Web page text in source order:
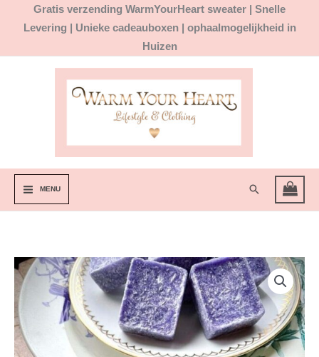
Gratis verzending WarmYourHeart sweater | Snelle
Levering | Unieke cadeauboxen | ophaalmogelijkheid in
Huizen
MENU Zoeken
Lavendel
parfumblok
aantal